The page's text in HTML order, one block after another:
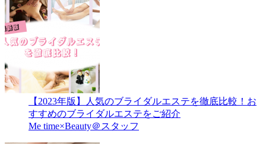
【2023年版】人気のブライダルエステを徹底比較！お
すすめのブライダルエステをご紹介
Me time×Beauty＠スタッフ